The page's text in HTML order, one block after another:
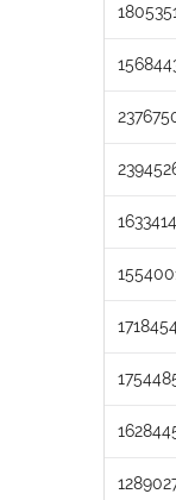
1805351
1633414